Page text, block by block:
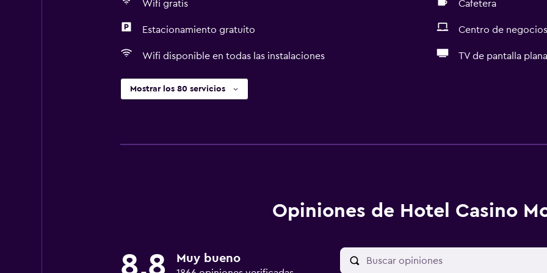
Wifi gratis Cafetera
Estacionamiento gratuito Centro de negocios
Wifi disponible en todas las instalaciones TV de pantalla plana
Mostrar los 80 servicios
Opiniones de Hotel Casino
8,8 Muy bueno